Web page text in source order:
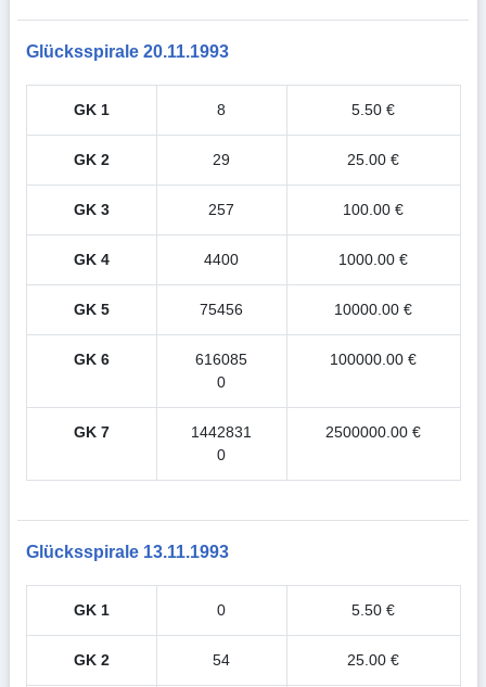
Glücksspirale 20.11.1993
GK 1 8 5.50 €
GK 2 29 25.00 €
GK 3 257 100.00 €
GK 4 4400 1000.00 €
GK 5 75456 10000.00 €
GK 6
616085
0
100000.00 €
GK 7
1442831
0
2500000.00 €
Glücksspirale 13.11.1993
GK 1 0 5.50 €
GK 2 54 25.00 €